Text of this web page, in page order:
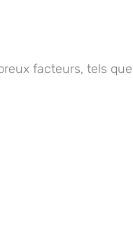
facteurs, tels